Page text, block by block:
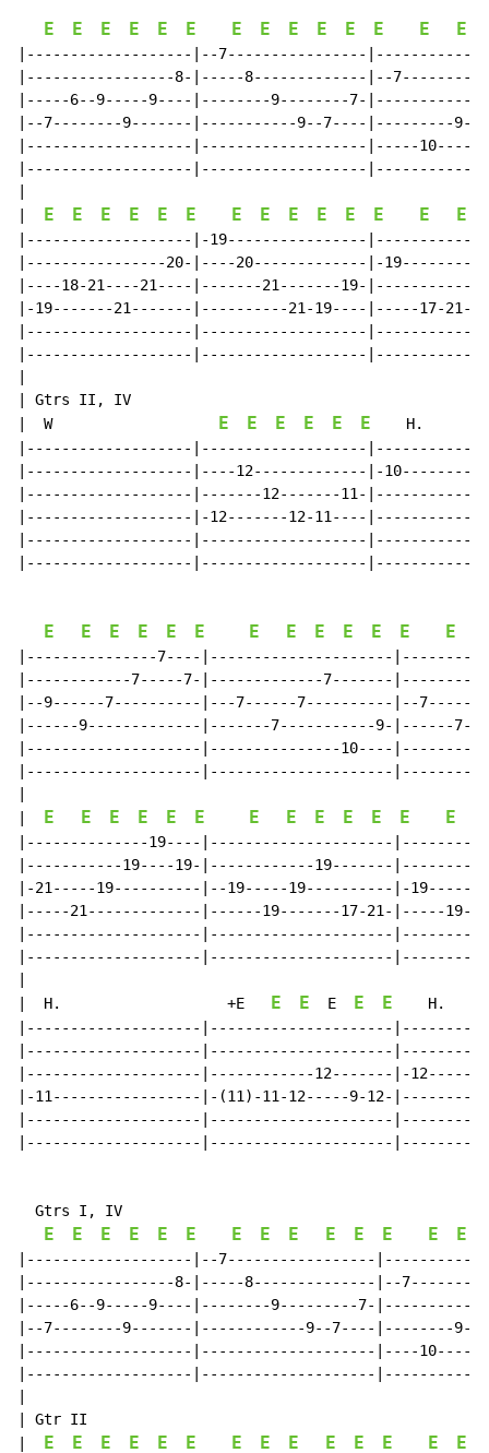
E E E E E E E E E E E E E E
|-------------------|--7----------------
|-----------------8-|-----8-------------|--
|-----6--9-----9----|--------9--------7-|------------
|--7--------9-------|-----------9--7----|---------
|-------------------|-------------------|-----
|-------------------|-------------------
E E E E E E E E E E E E E E
|-------------------|-19----------------
|----------------20-|----20-------------|-
|----18-21----21----|-------21-------19-|-----------
|-19-------21-------|----------21-19----|-----17-
|-------------------|-------------------
|-------------------|-------------------
| Gtrs II, IV
|  W
E E E E E E
H.
|-------------------|-------------------
|-------------------|----12-------------|-
|-------------------|-------12-------11-
|-------------------|-12-------12-11----
|-------------------|-------------------
|-------------------|-------------------
E E E E E E E E E E E E E
|---------------7----|---------------------
|------------7-----7-|-------------7-------
|--9------7----------|---7------7----------|--7------
|------9-------------|-------7-----------9-|------
|--------------------|---------------10----
|--------------------|---------------------
E E E E E E E E E E E E E
|--------------19----|---------------------
|-----------19----19-|------------19-------
|-21-----19----------|--19-----19----------|-
|-----21-------------|------19-------17-21-|-----
|--------------------|---------------------
|--------------------|---------------------
|  H.                   +E
E E
  E
E E
H.
|--------------------|---------------------
|--------------------|---------------------
|--------------------|------------12-------|-
|-11-----------------|-(11)-11-12-----9-12-
|--------------------|---------------------
|--------------------|---------------------
  Gtrs I, IV
E E E E E E E E E E E E E E
|-------------------|--7-----------------
|-----------------8-|-----8--------------|--
|-----6--9-----9----|--------9---------7-
|--7--------9-------|------------9--7----|--------
|-------------------|--------------------|----
|-------------------|--------------------
| Gtr II
E E E E E E E E E E E E E E